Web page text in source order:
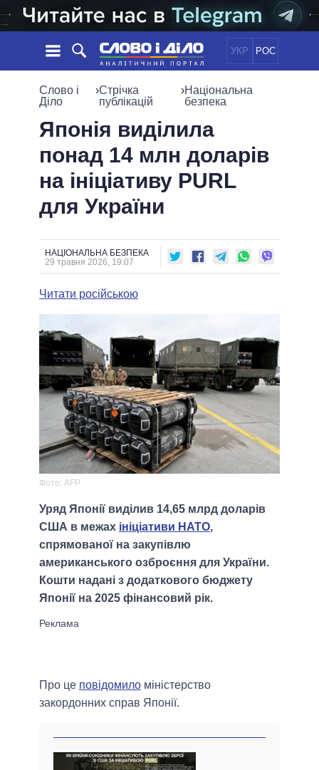
УКР РОС
НОВИНИ
СТРІЧКА
СТАТТІ
ДУМКИ
ОГЛЯДИ
СУСПІЛЬСТВО
СВІТ
ОБIЦЯНКИ
ПОЛIТИКИ
УСІ ПОЛІТИКИ
ПРЕЗИДЕНТ І ОФІС
КАБІНЕТ МІНІСТРІВ
ГОЛОВИ ОБЛАДМІНІСТРАЦІЙ
МЕРИ МІСТ
ІНФОГРАФІКА
ВІДЕО
ПІДТРИМАТИ
ПОРІВНЯННЯ ПОЛІТИКІВ
Слово і
Діло
›Стрічка
публікацій
›Національна
безпека
Японія виділила
понад 14 млн доларів
на ініціативу PURL
для України
НАЦІОНАЛЬНА БЕЗПЕКА
29 травня 2026, 19:07
Читати російською
Фото: AFP
Уряд Японії виділив 14,65 млрд доларів
США в межах ініціативи НАТО,
спрямованої на закупівлю
американського озброєння для України.
Кошти надані з додаткового бюджету
Японії на 2025 фінансовий рік.
Про це повідомило міністерство
закордонних справ Японії.